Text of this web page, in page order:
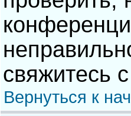
свяжитесь
Вернуться к